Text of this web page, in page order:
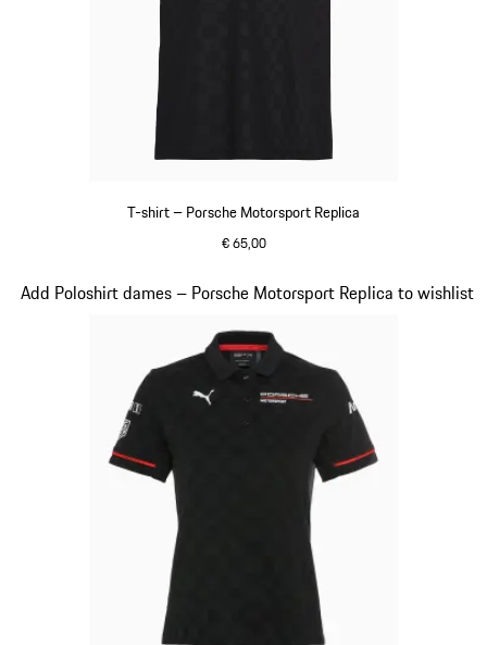
T-shirt – Porsche Motorsport Replica
€ 65,00
Add Poloshirt dames – Porsche Motorsport Replica to wishlist
Dia 9 van 20